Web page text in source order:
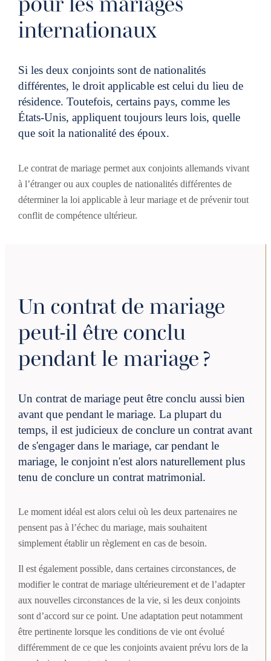
internationaux
Si les deux conjoints sont de nationalités
différentes, le droit applicable est celui du lieu de
résidence. Toutefois, certains pays, comme les
États-Unis, appliquent toujours leurs lois, quelle
que soit la nationalité des époux.
Le contrat de mariage permet aux conjoints allemands vivant
à l’étranger ou aux couples de nationalités différentes de
déterminer la loi applicable à leur mariage et de prévenir tout
conflit de compétence ultérieur.
Un contrat de mariage
peut-il être conclu
pendant le mariage ?
Un contrat de mariage peut être conclu aussi bien
avant que pendant le mariage. La plupart du
temps, il est judicieux de conclure un contrat avant
de s'engager dans le mariage, car pendant le
mariage, le conjoint n'est alors naturellement plus
tenu de conclure un contrat matrimonial.
Le moment idéal est alors celui où les deux partenaires ne
pensent pas à l’échec du mariage, mais souhaitent
simplement établir un règlement en cas de besoin.
Il est également possible, dans certaines circonstances, de
modifier le contrat de mariage ultérieurement et de l’adapter
aux nouvelles circonstances de la vie, si les deux conjoints
sont d’accord sur ce point. Une adaptation peut notamment
être pertinente lorsque les conditions de vie ont évolué
différemment de ce que les conjoints avaient prévu lors de la